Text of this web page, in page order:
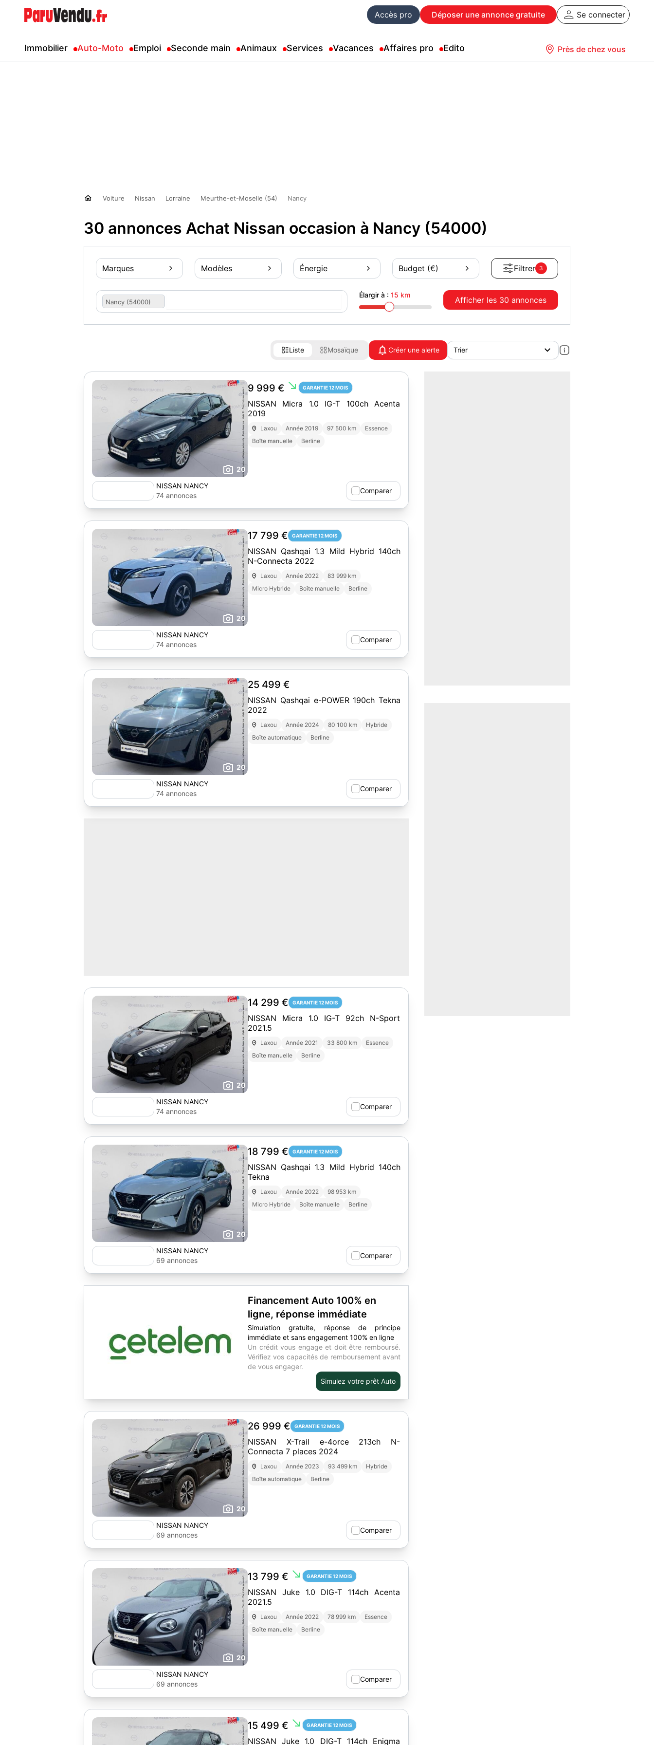
Accès pro Déposer une annonce gratuite Se connecter
Immobilier Auto-Moto Emploi Seconde main Animaux Services Vacances Affaires pro Edito Près de chez vous
Voiture Nissan Lorraine Meurthe-et-Moselle (54) Nancy
30 annonces Achat Nissan occasion à Nancy (54000)
Marques Modèles Énergie Budget (€) Filtrer 3
Nancy (54000)
Élargir à :15 km
Afficher les 30 annonces
Liste Mosaïque Créer une alerte
20
9 999 € south_east GARANTIE 12 MOIS
NISSAN Micra 1.0 IG-T 100ch Acenta
2019
Laxou Année 2019 97 500 km
Essence
Boîte manuelle
Berline
NISSAN NANCY
74 annonces
Comparer
20
17 799 € GARANTIE 12 MOIS
NISSAN Qashqai 1.3 Mild Hybrid 140ch
N-Connecta 2022
Laxou Année 2022
83 999 km
Micro Hybride
Boîte manuelle Berline
NISSAN NANCY
74 annonces
Comparer
20
25 499 €
NISSAN Qashqai e-POWER 190ch Tekna
2022
Laxou Année 2024 80 100 km
Hybride
Boîte automatique
Berline
NISSAN NANCY
74 annonces
Comparer
20
14 299 € GARANTIE 12 MOIS
NISSAN Micra 1.0 IG-T 92ch N-Sport
2021.5
Laxou Année 2021 33 800 km
Essence
Boîte manuelle
Berline
NISSAN NANCY
74 annonces
Comparer
20
18 799 € GARANTIE 12 MOIS
NISSAN Qashqai 1.3 Mild Hybrid 140ch
Tekna
Laxou Année 2022
98 953 km
Micro Hybride
Boîte manuelle Berline
NISSAN NANCY
69 annonces
Comparer
Financement Auto 100% en
ligne, réponse immédiate
Simulation gratuite, réponse de principe
immédiate et sans engagement 100% en ligne
Un crédit vous engage et doit être remboursé.
Vérifiez vos capacités de remboursement avant
de vous engager.
Simulez votre prêt Auto
20
26 999 € GARANTIE 12 MOIS
NISSAN X-Trail e-4orce 213ch N-
Connecta 7 places 2024
Laxou Année 2023 93 499 km
Hybride
Boîte automatique
Berline
NISSAN NANCY
69 annonces
Comparer
20
13 799 € south_east GARANTIE 12 MOIS
NISSAN Juke 1.0 DIG-T 114ch Acenta
2021.5
Laxou Année 2022 78 999 km
Essence
Boîte manuelle
Berline
NISSAN NANCY
69 annonces
Comparer
15 499 € south_east GARANTIE 12 MOIS
NISSAN Juke 1.0 DIG-T 114ch Enigma